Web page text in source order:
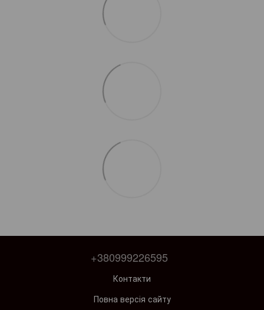
+380999226595
Контакти
Повна версія сайту